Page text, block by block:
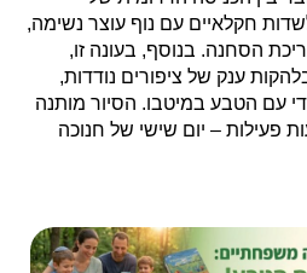
חקלאיים עם נוף עוצר נשימה,
הסחנה. בנוסף, בעונה זו,
ענק של ציפורים נודדות,
עם הטבע במיטבו. הסיור מותנה
פעילות – יום שישי של חנוכה